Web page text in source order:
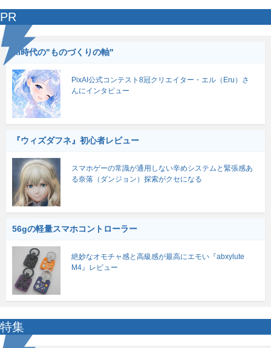
PR
AI時代の"ものづくりの軸"
PixAI公式コンテスト8冠クリエイター・エル（Eru）さ
んにインタビュー
『ウィズダフネ』初心者レビュー
スマホゲーの常識が通用しない辛めシステムと緊張感あ
る奈落（ダンジョン）探索がクセになる
56gの軽量スマホコントローラー
絶妙なオモチャ感と高級感が最高にエモい『abxylute
M4』レビュー
特集